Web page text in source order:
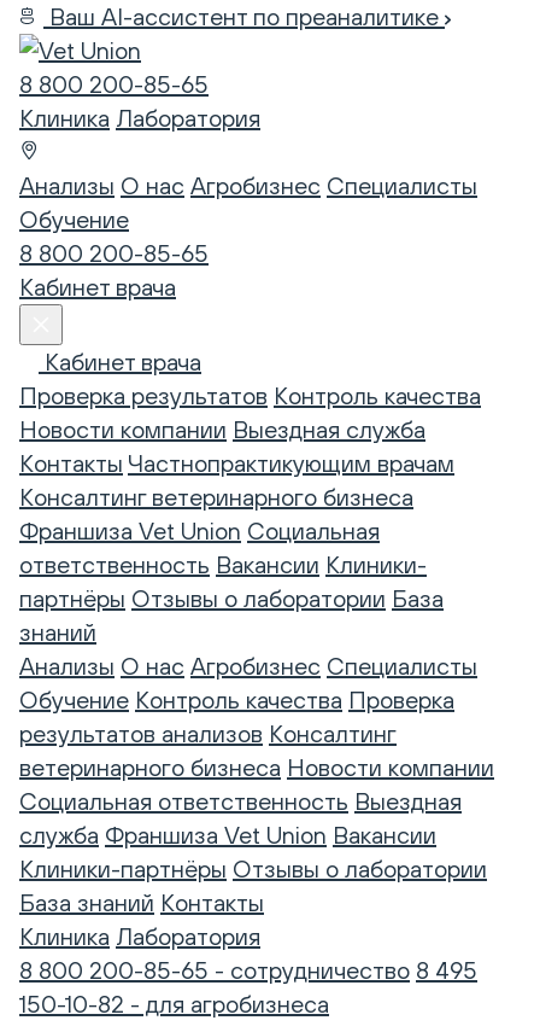
Ваш AI-ассистент по преаналитике
8 800 200-85-65
Клиника Лаборатория
Анализы О нас Агробизнес Специалисты
Обучение
8 800 200-85-65
Кабинет врача
Кабинет врача
Проверка результатов Контроль качества
Новости компании Выездная служба
Контакты Частнопрактикующим врачам
Консалтинг ветеринарного бизнеса
Франшиза Vet Union Социальная
ответственность Вакансии Клиники-
партнёры Отзывы о лаборатории База
знаний
Анализы О нас Агробизнес Специалисты
Обучение Контроль качества Проверка
результатов анализов Консалтинг
ветеринарного бизнеса Новости компании
Социальная ответственность Выездная
служба Франшиза Vet Union Вакансии
Клиники-партнёры Отзывы о лаборатории
База знаний Контакты
Клиника Лаборатория
8 800 200-85-65 - сотрудничество 8 495
150-10-82 - для агробизнеса